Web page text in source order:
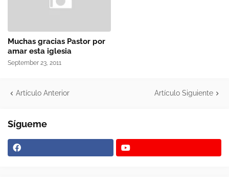
Muchas gracias Pastor por
amar esta iglesia
September 23, 2011
Artículo Anterior Artículo Siguiente
Sígueme